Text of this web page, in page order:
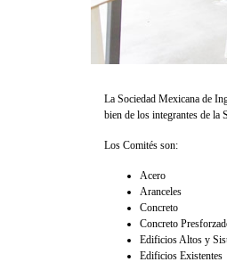
La Sociedad Mexicana de
bien de los integrantes de la
Los Comités son:
Acero
Aranceles
Concreto
Concreto
Edificios Altos y
Edificios Existentes